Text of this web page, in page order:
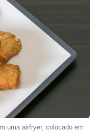
uma airfryer, colocado em